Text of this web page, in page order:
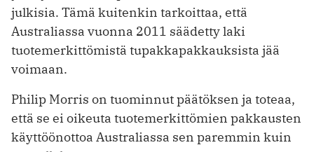
julkisia. Tämä kuitenkin tarkoittaa, että
Australiassa vuonna 2011 säädetty laki
tuotemerkittömistä tupakkapakkauksista jää
voimaan.
Philip Morris on tuominnut päätöksen ja toteaa,
että se ei oikeuta tuotemerkittömien pakkausten
käyttöönottoa Australiassa sen paremmin kuin